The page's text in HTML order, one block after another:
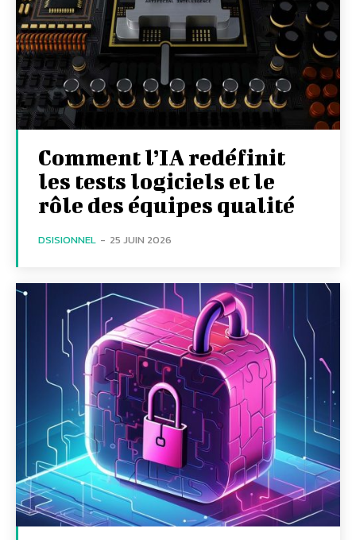
Comment l’IA redéfinit
les tests logiciels et le
rôle des équipes qualité
DSISIONNEL - 25 JUIN 2026